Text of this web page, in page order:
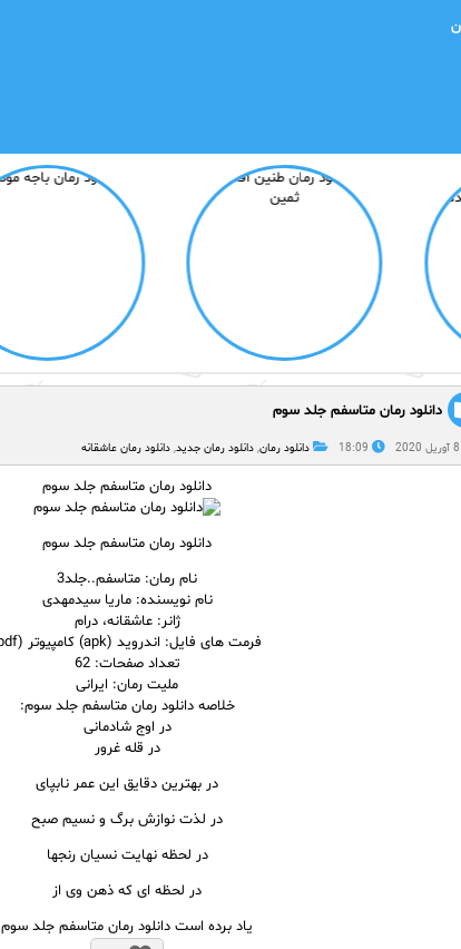
دانلود رمان متاسفم جلد سوم
8 آوریل 2020 18:09 دانلود رمان, دانلود رمان جدید, دانلود رمان عاشقانه
دانلود رمان متاسفم جلد سوم
دانلود رمان متاسفم جلد سوم
نام رمان: متاسفم..جلد3
نام نویسنده: ماریا سیدمهدی
ژانر: عاشقانه، درام
فرمت های فایل: اندروید (apk) کامپیوتر (pdf)
تعداد صفحات: 62
ملیت رمان: ایرانی
خلاصه دانلود رمان متاسفم جلد سوم:
در اوج شادمانی
در قله غرور
در بهترین دقایق این عمر نابپای
در لذت نوازش برگ و نسیم صبح
در لحظه نهایت نسیان رنجها
در لحظه ای که ذهن وی از
یاد برده است دانلود رمان متاسفم جلد سوم